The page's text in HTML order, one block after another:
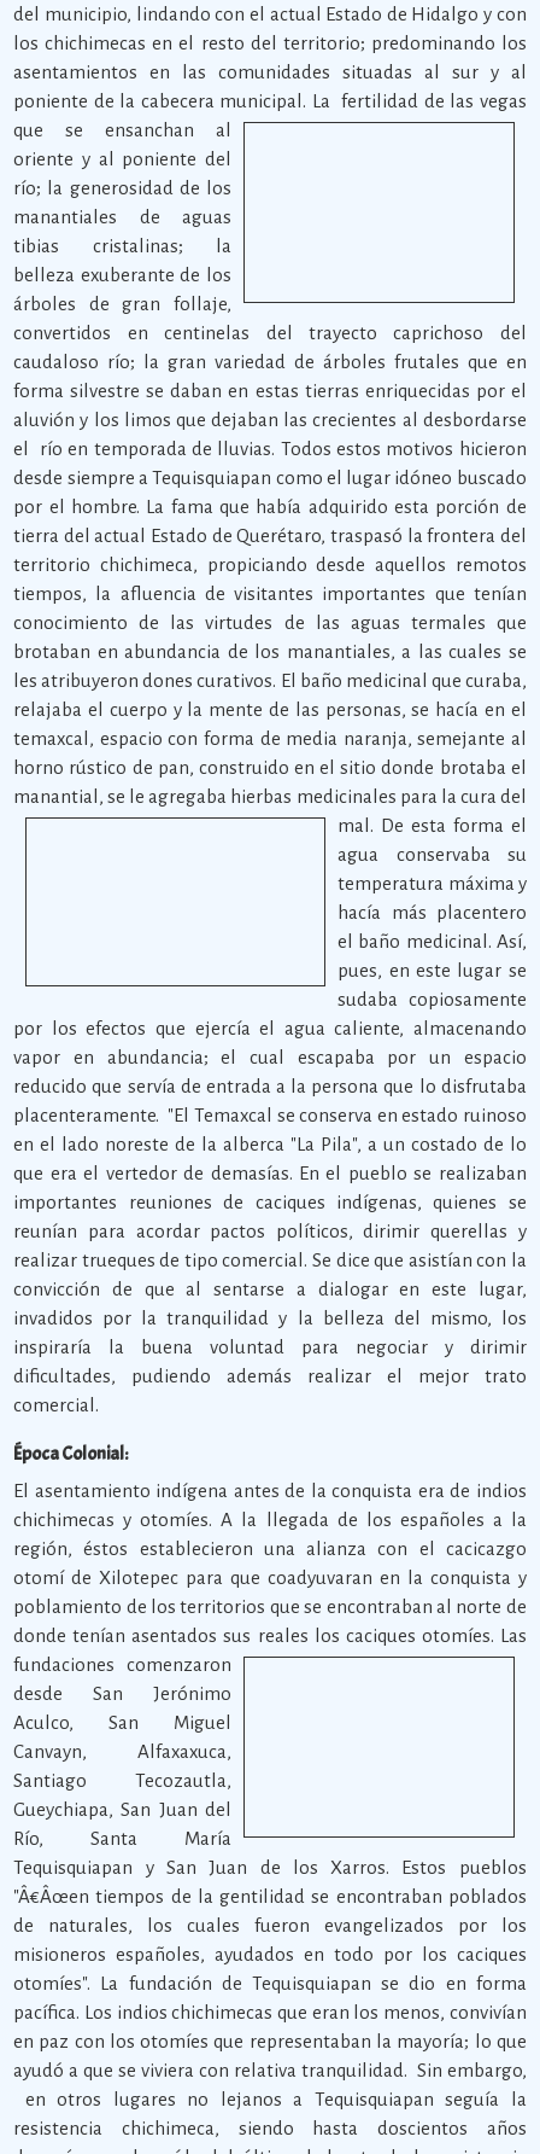
del municipio, lindando con el actual Estado de Hidalgo y con
los chichimecas en el resto del territorio; predominando los
asentamientos en las comunidades situadas al sur y al
poniente de la cabecera municipal. La fertilidad de las vegas
que se ensanchan al
oriente y al poniente del
río; la generosidad de los
manantiales de aguas
tibias cristalinas; la
belleza exuberante de los
árboles de gran follaje,
convertidos en centinelas del trayecto caprichoso del
caudaloso río; la gran variedad de árboles frutales que en
forma silvestre se daban en estas tierras enriquecidas por el
aluvión y los limos que dejaban las crecientes al desbordarse
el río en temporada de lluvias. Todos estos motivos hicieron
desde siempre a Tequisquiapan como el lugar idóneo buscado
por el hombre. La fama que había adquirido esta porción de
tierra del actual Estado de Querétaro, traspasó la frontera del
territorio chichimeca, propiciando desde aquellos remotos
tiempos, la afluencia de visitantes importantes que tenían
conocimiento de las virtudes de las aguas termales que
brotaban en abundancia de los manantiales, a las cuales se
les atribuyeron dones curativos. El baño medicinal que curaba,
relajaba el cuerpo y la mente de las personas, se hacía en el
temaxcal, espacio con forma de media naranja, semejante al
horno rústico de pan, construido en el sitio donde brotaba el
manantial, se le agregaba hierbas medicinales para la cura del
mal. De esta forma el
agua conservaba su
temperatura máxima y
hacía más placentero
el baño medicinal. Así,
pues, en este lugar se
sudaba copiosamente
por los efectos que ejercía el agua caliente, almacenando
vapor en abundancia; el cual escapaba por un espacio
reducido que servía de entrada a la persona que lo disfrutaba
placenteramente. "El Temaxcal se conserva en estado ruinoso
en el lado noreste de la alberca "La Pila", a un costado de lo
que era el vertedor de demasías. En el pueblo se realizaban
importantes reuniones de caciques indígenas, quienes se
reunían para acordar pactos políticos, dirimir querellas y
realizar trueques de tipo comercial. Se dice que asistían con la
convicción de que al sentarse a dialogar en este lugar,
invadidos por la tranquilidad y la belleza del mismo, los
inspiraría la buena voluntad para negociar y dirimir
dificultades, pudiendo además realizar el mejor trato
comercial.
Época Colonial:
El asentamiento indígena antes de la conquista era de indios
chichimecas y otomíes. A la llegada de los españoles a la
región, éstos establecieron una alianza con el cacicazgo
otomí de Xilotepec para que coadyuvaran en la conquista y
poblamiento de los territorios que se encontraban al norte de
donde tenían asentados sus reales los caciques otomíes. Las
fundaciones comenzaron
desde San Jerónimo
Aculco, San Miguel
Canvayn, Alfaxaxuca,
Santiago Tecozautla,
Gueychiapa, San Juan del
Río, Santa María
Tequisquiapan y San Juan de los Xarros. Estos pueblos
"Â€Âœen tiempos de la gentilidad se encontraban poblados
de naturales, los cuales fueron evangelizados por los
misioneros españoles, ayudados en todo por los caciques
otomíes". La fundación de Tequisquiapan se dio en forma
pacífica. Los indios chichimecas que eran los menos, convivían
en paz con los otomíes que representaban la mayoría; lo que
ayudó a que se viviera con relativa tranquilidad. Sin embargo,
en otros lugares no lejanos a Tequisquiapan seguía la
resistencia chichimeca, siendo hasta doscientos años